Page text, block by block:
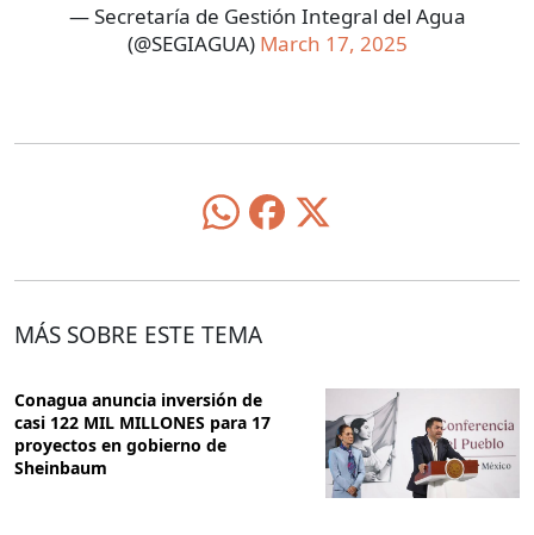
— Secretaría de Gestión Integral del Agua
(@SEGIAGUA) March 17, 2025
MÁS SOBRE ESTE TEMA
Conagua anuncia inversión de
casi 122 MIL MILLONES para 17
proyectos en gobierno de
Sheinbaum